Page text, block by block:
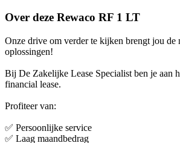
Over deze Rewaco RF 1 LT
Onze drive om verder te kijken brengt jou de
oplossingen!
Bij De Zakelijke Lease Specialist ben je aan
financial lease.
Profiteer van:
✅ Persoonlijke service
✅ Laag maandbedrag